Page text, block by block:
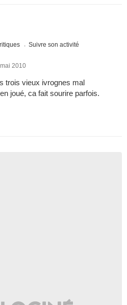
Suivre son activité
2010
trois vieux ivrognes mal
joué, ca fait sourire parfois.